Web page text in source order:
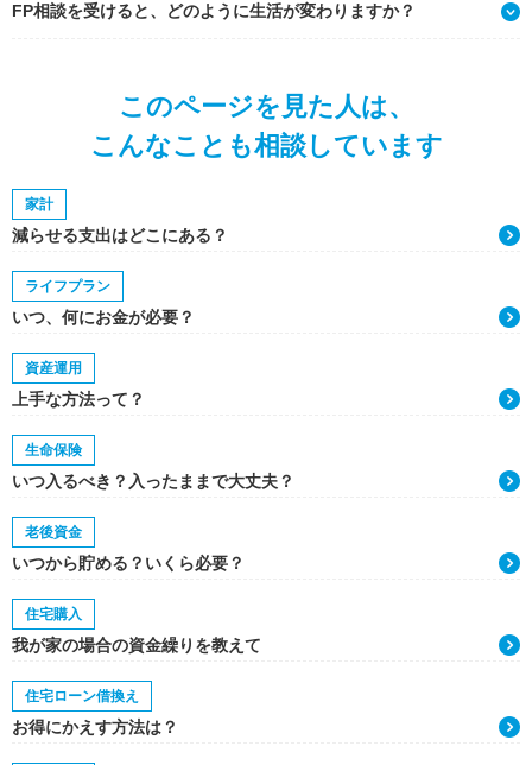
FP相談を受けると、どのように生活が変わりますか？
このページを見た人は、
こんなことも相談しています
家計
減らせる支出はどこにある？
ライフプラン
いつ、何にお金が必要？
資産運用
上手な方法って？
生命保険
いつ入るべき？入ったままで大丈夫？
老後資金
いつから貯める？いくら必要？
住宅購入
我が家の場合の資金繰りを教えて
住宅ローン借換え
お得にかえす方法は？